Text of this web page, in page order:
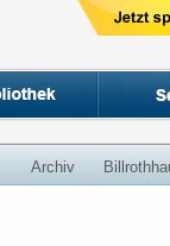
Archiv